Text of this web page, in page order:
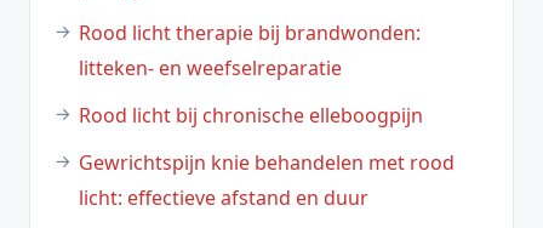
Rood licht therapie bij brandwonden:
litteken- en weefselreparatie
Rood licht bij chronische elleboogpijn
Gewrichtspijn knie behandelen met rood
licht: effectieve afstand en duur